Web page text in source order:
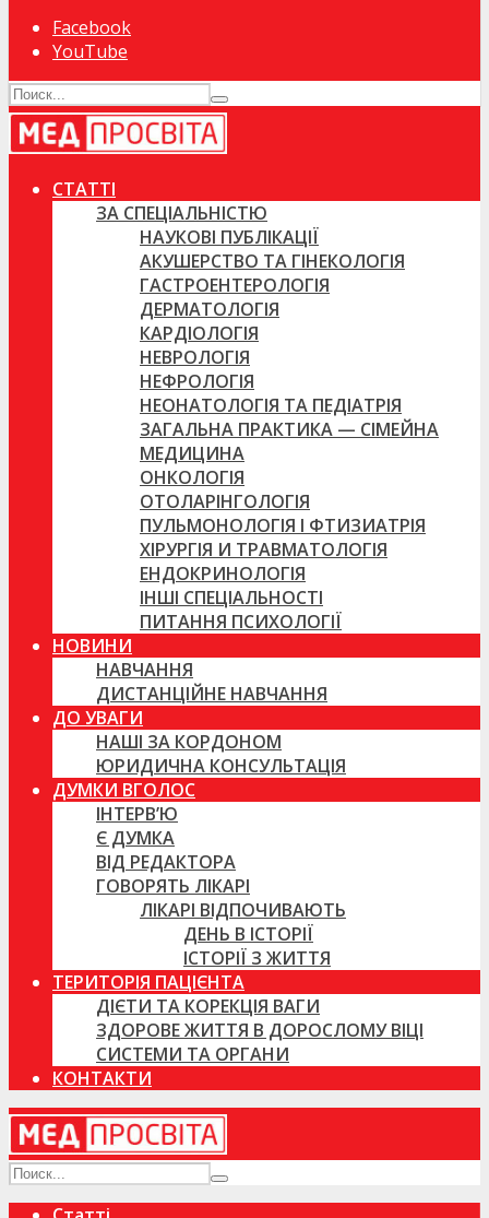
Facebook
YouTube
СТАТТІ
ЗА СПЕЦІАЛЬНІСТЮ
НАУКОВІ ПУБЛІКАЦІЇ
АКУШЕРСТВО ТА ГІНЕКОЛОГІЯ
ГАСТРОЕНТЕРОЛОГІЯ
ДЕРМАТОЛОГІЯ
КАРДІОЛОГІЯ
НЕВРОЛОГІЯ
НЕФРОЛОГІЯ
НЕОНАТОЛОГІЯ ТА ПЕДІАТРІЯ
ЗАГАЛЬНА ПРАКТИКА — СІМЕЙНА
МЕДИЦИНА
ОНКОЛОГІЯ
ОТОЛАРІНГОЛОГІЯ
ПУЛЬМОНОЛОГІЯ І ФТИЗИАТРІЯ
ХІРУРГІЯ И ТРАВМАТОЛОГІЯ
ЕНДОКРИНОЛОГІЯ
ІНШІ СПЕЦІАЛЬНОСТІ
ПИТАННЯ ПСИХОЛОГІЇ
НОВИНИ
НАВЧАННЯ
ДИСТАНЦІЙНЕ НАВЧАННЯ
ДО УВАГИ
НАШІ ЗА КОРДОНОМ
ЮРИДИЧНА КОНСУЛЬТАЦІЯ
ДУМКИ ВГОЛОС
ІНТЕРВ’Ю
Є ДУМКА
ВІД РЕДАКТОРА
ГОВОРЯТЬ ЛІКАРІ
ЛІКАРІ ВІДПОЧИВАЮТЬ
ДЕНЬ В ІСТОРІЇ
ІСТОРІЇ З ЖИТТЯ
ТЕРИТОРІЯ ПАЦІЄНТА
ДІЄТИ ТА КОРЕКЦІЯ ВАГИ
ЗДОРОВЕ ЖИТТЯ В ДОРОСЛОМУ ВІЦІ
СИСТЕМИ ТА ОРГАНИ
КОНТАКТИ